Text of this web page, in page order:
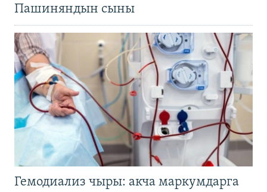
Пашиняндын сыны
Гемодиализ чыры: акча маркумдарга